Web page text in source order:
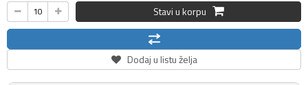
Stavi u korpu
Dodaj u listu želja